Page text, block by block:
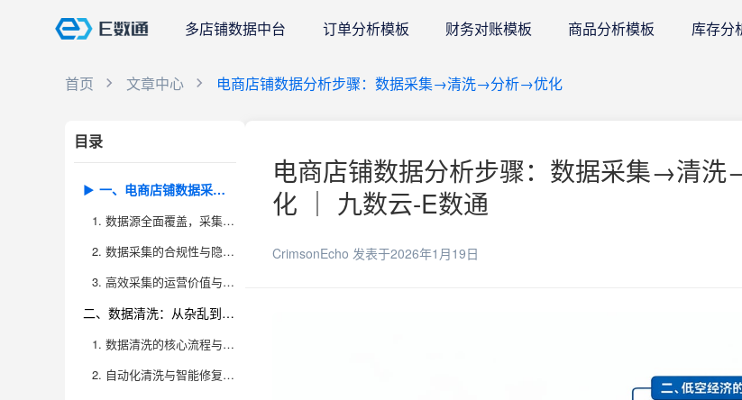
多店铺数据中台 订单分析模板 财务对账模板 商品分析模板 库存分
首页 文章中心 电商店铺数据分析步骤：数据采集→清洗→分析→优化
目录
一、电商店铺数据采集：效率与准确性的双重挑战
1. 数据源全面覆盖，采集方法多元化
2. 数据采集的合规性与隐私保护
3. 高效采集的运营价值与未来趋势
二、数据清洗：从杂乱到高质量的转变
1. 数据清洗的核心流程与常见问题
2. 自动化清洗与智能修复技术
电商店铺数据分析步骤：数据采集→清
化 ｜ 九数云-E数通
CrimsonEcho 发表于2026年1月19日